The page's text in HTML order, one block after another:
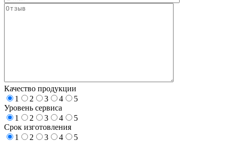
Качество продукции
1
2 3 4
5
Уровень сервиса
1
2 3 4
5
Срок изготовления
1
2 3 4
5